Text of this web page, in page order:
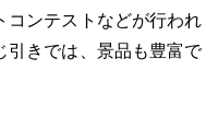
コンテストなどが行われ
引きでは、景品も豊富で